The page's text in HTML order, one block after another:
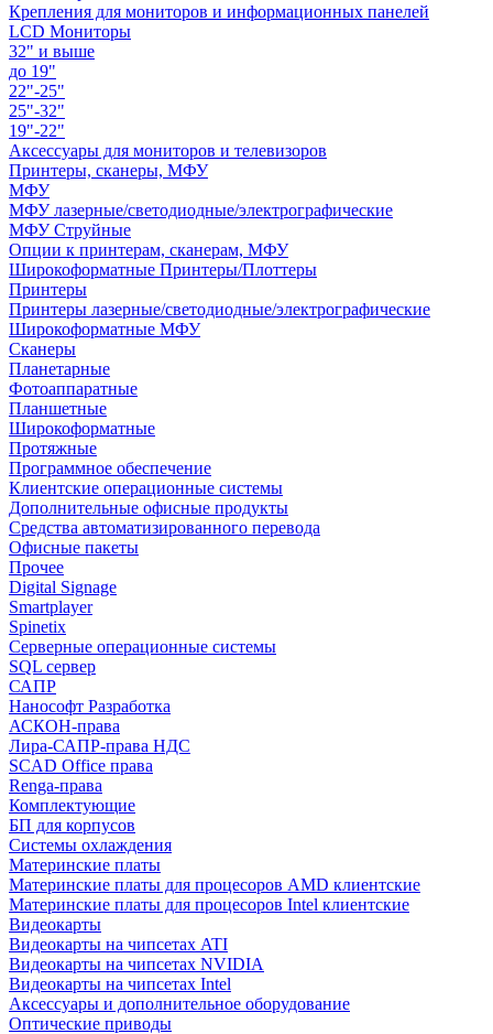
Крепления для мониторов и информационных панелей
LCD Мониторы
32" и выше
до 19"
22"-25"
25"-32"
19"-22"
Аксессуары для мониторов и телевизоров
Принтеры, сканеры, МФУ
МФУ
МФУ лазерные/светодиодные/электрографические
МФУ Струйные
Опции к принтерам, сканерам, МФУ
Широкоформатные Принтеры/Плоттеры
Принтеры
Принтеры лазерные/светодиодные/электрографические
Широкоформатные МФУ
Сканеры
Планетарные
Фотоаппаратные
Планшетные
Широкоформатные
Протяжные
Программное обеспечение
Клиентские операционные системы
Дополнительные офисные продукты
Средства автоматизированного перевода
Офисные пакеты
Прочее
Digital Signage
Smartplayer
Spinetix
Серверные операционные системы
SQL сервер
САПР
Нанософт Разработка
АСКОН-права
Лира-САПР-права НДС
SCAD Office права
Renga-права
Комплектующие
БП для корпусов
Системы охлаждения
Материнские платы
Материнские платы для процесоров AMD клиентские
Материнские платы для процесоров Intel клиентские
Видеокарты
Видеокарты на чипсетах ATI
Видеокарты на чипсетах NVIDIA
Видеокарты на чипсетах Intel
Аксессуары и дополнительное оборудование
Оптические приводы